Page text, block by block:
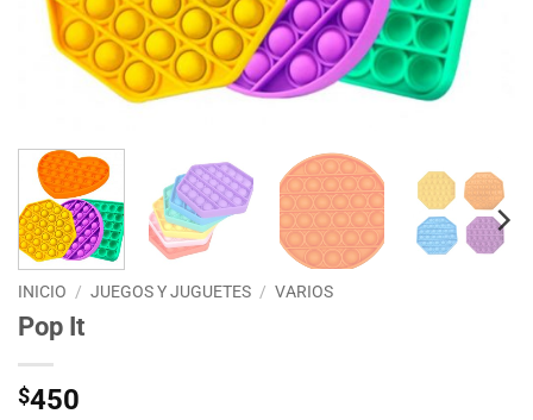
INICIO / JUEGOS Y JUGUETES / VARIOS
Pop It
$450